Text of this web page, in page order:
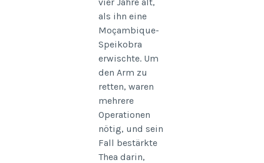
als ihn eine
Moçambique-
Speikobra
erwischte. Um
den Arm zu
retten, waren
mehrere
Operationen
nötig, und sein
Fall bestärkte
Thea darin,